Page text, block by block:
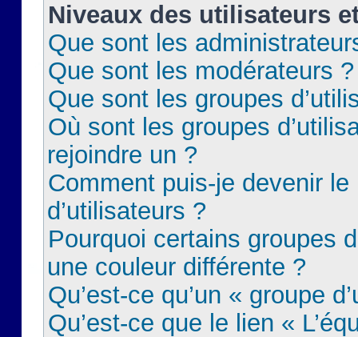
Niveaux des utilisateurs
Que sont les
Que sont les modérateurs ?
Que sont les groupes
Où sont les groupes
rejoindre un ?
Comment puis-je devenir le
d’utilisateurs ?
Pourquoi certains groupes
une couleur différente ?
Qu’est-ce qu’un « groupe
Qu’est-ce que le lien «